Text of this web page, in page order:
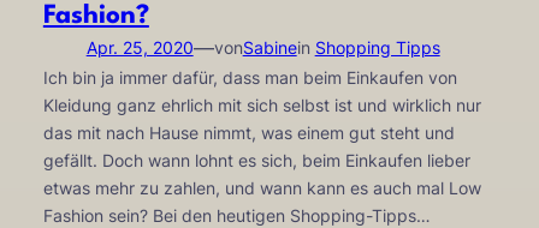
Fashion?
Apr. 25, 2020—vonSabinein Shopping Tipps
Ich bin ja immer dafür, dass man beim Einkaufen von
Kleidung ganz ehrlich mit sich selbst ist und wirklich nur
das mit nach Hause nimmt, was einem gut steht und
gefällt. Doch wann lohnt es sich, beim Einkaufen lieber
etwas mehr zu zahlen, und wann kann es auch mal Low
Fashion sein? Bei den heutigen Shopping-Tipps…